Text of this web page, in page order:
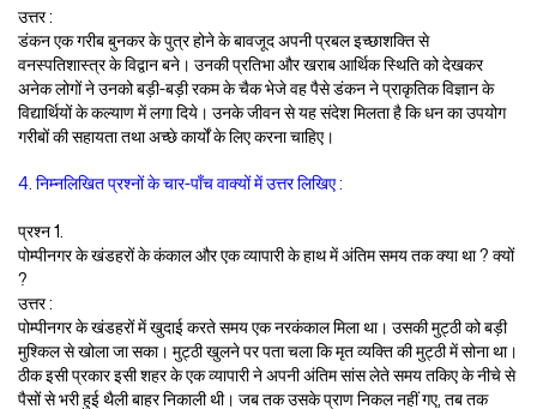
उत्तर :
डंकन एक गरीब बुनकर के पुत्र होने के बावजूद अपनी प्रबल इच्छाशक्ति से
वनस्पतिशास्त्र के विद्वान बने। उनकी प्रतिभा और खराब आर्थिक स्थिति को देखकर
अनेक लोगों ने उनको बड़ी-बड़ी रकम के चैक भेजे वह पैसे डंकन ने प्राकृतिक विज्ञान के
विद्यार्थियों के कल्याण में लगा दिये। उनके जीवन से यह संदेश मिलता है कि धन का उपयोग
गरीबों की सहायता तथा अच्छे कार्यों के लिए करना चाहिए।
4. निम्नलिखित प्रश्नों के चार-पाँच वाक्यों में उत्तर लिखिए :
प्रश्न 1.
पोम्पीनगर के खंडहरों के कंकाल और एक व्यापारी के हाथ में अंतिम समय तक क्या था ? क्यों
?
उत्तर :
पोम्पीनगर के खंडहरों में खुदाई करते समय एक नरकंकाल मिला था। उसकी मुट्ठी को बड़ी
मुश्किल से खोला जा सका। मुट्ठी खुलने पर पता चला कि मृत व्यक्ति की मुट्ठी में सोना था।
ठीक इसी प्रकार इसी शहर के एक व्यापारी ने अपनी अंतिम सांस लेते समय तकिए के नीचे से
पैसों से भरी हुई थैली बाहर निकाली थी। जब तक उसके प्राण निकल नहीं गए, तब तक